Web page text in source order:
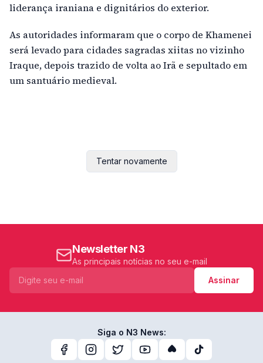
liderança iraniana e dignitários do exterior.
As autoridades informaram que o corpo de Khamenei
será levado para cidades sagradas xiitas no vizinho
Iraque, depois trazido de volta ao Irã e sepultado em
um santuário medieval.
Tentar novamente
Newsletter N3
As principais notícias no seu e-mail
Assinar
Siga o N3 News: